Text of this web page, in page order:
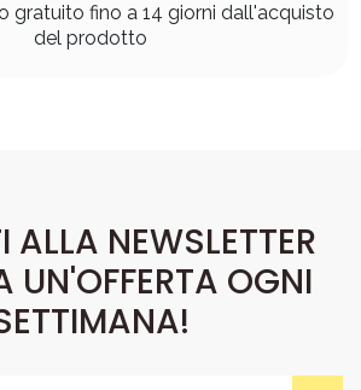
gratuito fino a 14 giorni dall'acquisto
del prodotto
ALLA NEWSLETTER
UN'OFFERTA OGNI